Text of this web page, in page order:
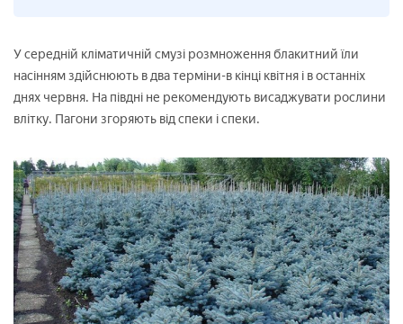
У середній кліматичній смузі розмноження блакитний їли
насінням здійснюють в два терміни-в кінці квітня і в останніх
днях червня. На півдні не рекомендують висаджувати рослини
влітку. Пагони згоряють від спеки і спеки.